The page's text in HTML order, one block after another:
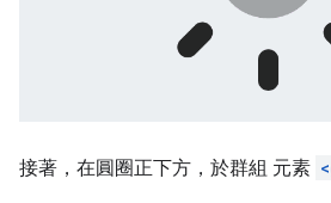
接著，在圓圈正下方，於群組 元素